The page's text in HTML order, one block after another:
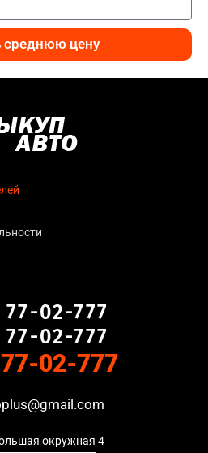
среднюю цену
02-777
02-777
77-02-777
окружная 4